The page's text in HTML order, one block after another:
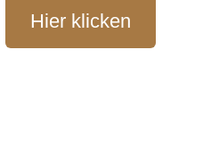
Hier klicken